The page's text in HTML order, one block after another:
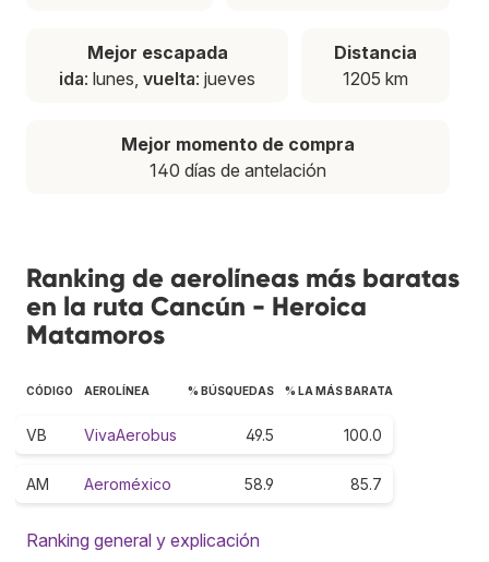
Mejor escapada
ida: lunes, vuelta: jueves
Distancia
1205 km
Mejor momento de compra
140 días de antelación
Ranking de aerolíneas más baratas
en la ruta Cancún - Heroica
Matamoros
CÓDIGO AEROLÍNEA % BÚSQUEDAS % LA MÁS BARATA
VB VivaAerobus 49.5 100.0
AM Aeroméxico 58.9 85.7
Ranking general y explicación